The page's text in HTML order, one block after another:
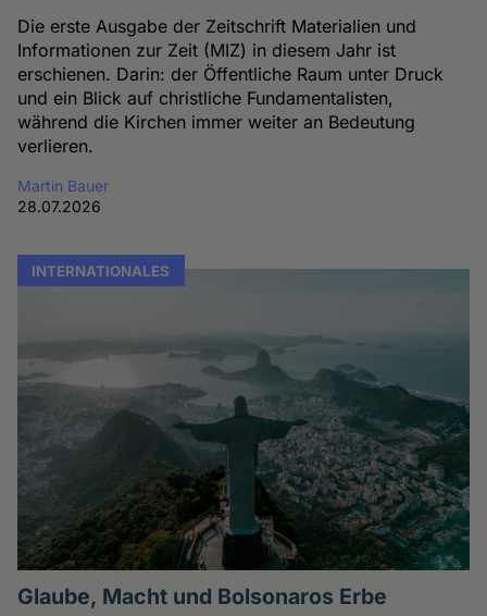
Die erste Ausgabe der Zeitschrift Materialien und
Informationen zur Zeit (MIZ) in diesem Jahr ist
erschienen. Darin: der Öffentliche Raum unter Druck
und ein Blick auf christliche Fundamentalisten,
während die Kirchen immer weiter an Bedeutung
verlieren.
Martin Bauer
28.07.2026
INTERNATIONALES
Glaube, Macht und Bolsonaros Erbe